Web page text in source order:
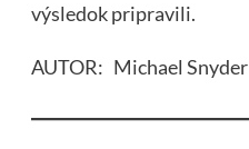
výsledok pripravili.
AUTOR: Michael Snyder